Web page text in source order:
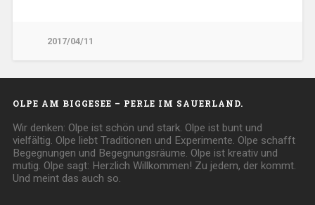
2017/04/11
OLPE AM BIGGESEE – PERLE IM SAUERLAND.
Wir denken: Olpe ist schön und stark. Olpe ist bunt und
vielfältig. Olpe liebt Traditionen und Experimente. Olpe schafft
Begegnungen und Begegnungsräume. Olpe ist kreativ und
mutig. Olpe sagt: Herzlich Willkommen! Zu jedem, der kommt.
Und meint das auch so.